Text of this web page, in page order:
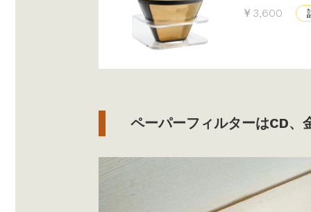
￥3,600
ペーパーフィルターはCD、